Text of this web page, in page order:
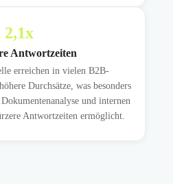
2,1x
Antwortzeiten
erreichen in vielen B2B-
Durchsätze, was besonders
und internen
Antwortzeiten ermöglicht.